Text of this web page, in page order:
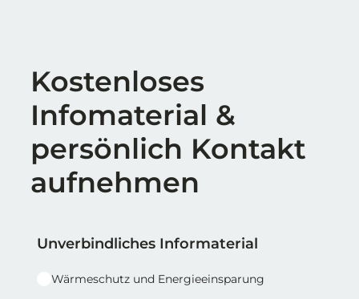
Überschrift
Kostenloses
Infomaterial &
persönlich Kontakt
aufnehmen
Reihe 1
Reihe 1 | Spalte 1
Unverbindliches Informaterial
Wärmeschutz und Energieeinsparung